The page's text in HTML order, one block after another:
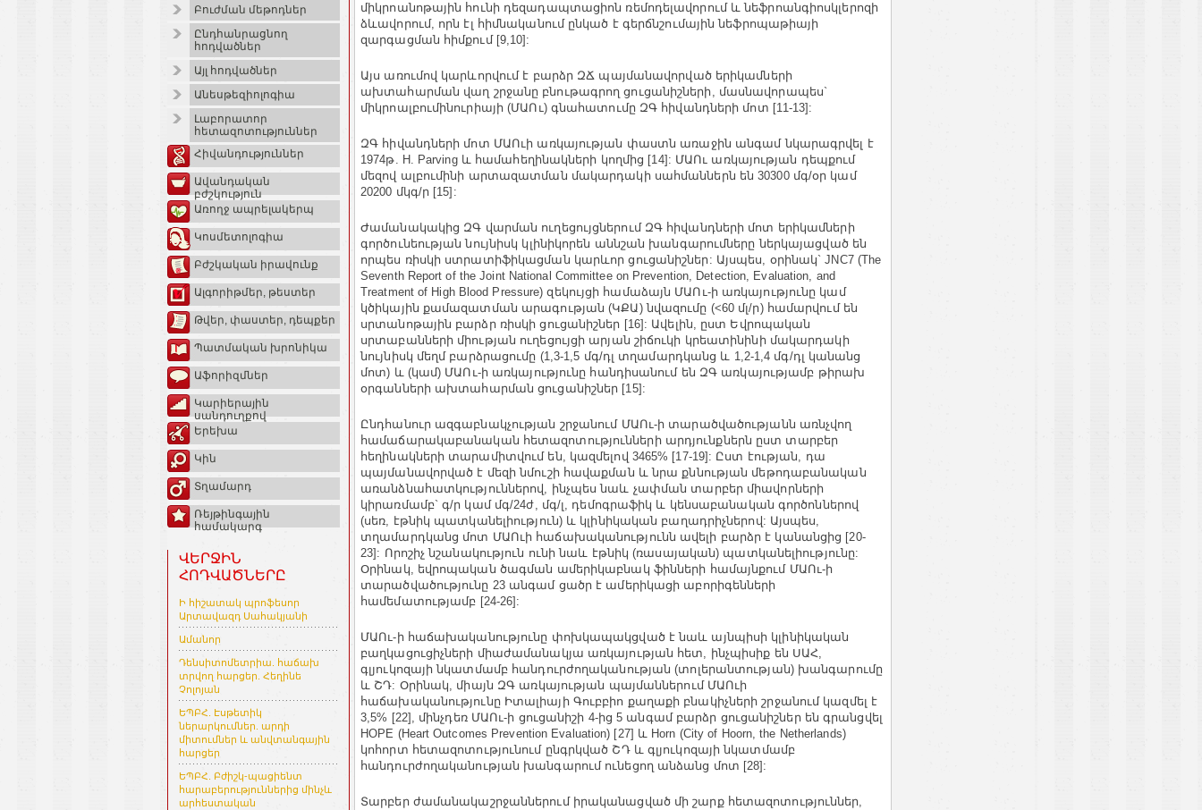
Բուժման մեթոդներ
Ընդհանրացնող
հոդվածներ
Այլ հոդվածներ
Անեսթեզիոլոգիա
Լաբորատոր
հետազոտություններ
Հիվանդություններ
Ավանդական
բժշկություն
Առողջ ապրելակերպ
Կոսմետոլոգիա
Բժշկական իրավունք
Ալգորիթմեր, թեստեր
Թվեր, փաստեր, դեպքեր
Պատմական խրոնիկա
Աֆորիզմներ
Կարիերային
սանդուղքով
Երեխա
Կին
Տղամարդ
Ռեյթինգային
համակարգ
ՎԵՐՋԻՆ
ՀՈԴՎԱԾՆԵՐԸ
Ի հիշատակ պրոֆեսոր
Արտավազդ Սահակյանի
Ամանոր
Դենսիտոմետրիա. հաճախ
տրվող հարցեր. Հեղինե
Չոլոյան
ԵՊԲՀ. Էսթետիկ
ներարկումներ. արդի
միտումներ և անվտանգային
հարցեր
ԵՊԲՀ. Բժիշկ-պացիենտ
հարաբերություններից մինչև
արհեստական
միկրոանոթային հունի դեզադապտացիոն ռեմոդելավորում և նեֆրոանգիոսկլերոզի
ձևավորում, որն էլ հիմնականում ընկած է գերճնշումային նեֆրոպաթիայի
զարգացման հիմքում [9,10]:
Այս առումով կարևորվում է բարձր ԶՃ պայմանավորված երիկամների
ախտահարման վաղ շրջանը բնութագրող ցուցանիշների, մասնավորապես`
միկրոալբումինուրիայի (ՄԱՈւ) գնահատումը ԶԳ հիվանդների մոտ [11-13]:
ԶԳ հիվանդների մոտ ՄԱՈւի առկայության փաստն առաջին անգամ նկարագրվել է
1974թ. H. Parving և համահեղինակների կողմից [14]: ՄԱՈւ առկայության դեպքում
մեզով ալբումինի արտազատման մակարդակի սահմաններն են 30300 մգ/օր կամ
20200 մկգ/ր [15]:
Ժամանակակից ԶԳ վարման ուղեցույցներում ԶԳ հիվանդների մոտ երիկամների
գործունեության նույնիսկ կլինիկորեն աննշան խանգարումները ներկայացված են
որպես ռիսկի ստրատիֆիկացման կարևոր ցուցանիշներ: Այսպես, օրինակ` JNC7 (The
Seventh Report of the Joint National Committee on Prevention, Detection, Evaluation, and
Treatment of High Blood Pressure) զեկույցի համաձայն ՄԱՈւ-ի առկայությունը կամ
կծիկային քամազատման արագության (ԿՔԱ) նվազումը (<60 մլ/ր) համարվում են
սրտանոթային բարձր ռիսկի ցուցանիշներ [16]: Ավելին, ըստ Եվրոպական
սրտաբանների միության ուղեցույցի արյան շիճուկի կրեատինինի մակարդակի
նույնիսկ մեղմ բարձրացումը (1,3-1,5 մգ/դլ տղամարդկանց և 1,2-1,4 մգ/դլ կանանց
մոտ) և (կամ) ՄԱՈւ-ի առկայությունը հանդիսանում են ԶԳ առկայությամբ թիրախ
օրգանների ախտահարման ցուցանիշներ [15]:
Ընդհանուր ազգաբնակչության շրջանում ՄԱՈւ-ի տարածվածությանն առնչվող
համաճարակաբանական հետազոտությունների արդյունքներն ըստ տարբեր
հեղինակների տարամիտվում են, կազմելով 3465% [17-19]: Ըստ էության, դա
պայմանավորված է մեզի նմուշի հավաքման և նրա քննության մեթոդաբանական
առանձնահատկություններով, ինչպես նաև չափման տարբեր միավորների
կիրառմամբ` գ/ր կամ մգ/24ժ, մգ/լ, դեմոգրաֆիկ և կենսաբանական գործոններով
(սեռ, էթնիկ պատկանելիություն) և կլինիկական բաղադրիչներով: Այսպես,
տղամարդկանց մոտ ՄԱՈւի հաճախականությունն ավելի բարձր է կանանցից [20-
23]: Որոշիչ նշանակություն ունի նաև էթնիկ (ռասայական) պատկանելիությունը:
Օրինակ, եվրոպական ծագման ամերիկաբնակ ֆինների համայնքում ՄԱՈւ-ի
տարածվածությունը 23 անգամ ցածր է ամերիկացի աբորիգենների
համեմատությամբ [24-26]:
ՄԱՈւ-ի հաճախականությունը փոխկապակցված է նաև այնպիսի կլինիկական
բաղկացուցիչների միաժամանակյա առկայության հետ, ինչպիսիք են ՍԱՀ,
գլյուկոզայի նկատմամբ հանդուրժողականության (տոլերանտության) խանգարումը
և ՇԴ: Օրինակ, միայն ԶԳ առկայության պայմաններում ՄԱՈւի
հաճախականությունը Իտալիայի Գուբբիո քաղաքի բնակիչների շրջանում կազմել է
3,5% [22], մինչդեռ ՄԱՈւ-ի ցուցանիշի 4-ից 5 անգամ բարձր ցուցանիշներ են գրանցվել
HOPE (Heart Outcomes Prevention Evaluation) [27] և Horn (City of Hoorn, the Netherlands)
կոհորտ հետազոտությունում ընգրկված ՇԴ և գլյուկոզայի նկատմամբ
հանդուրժողականության խանգարում ունեցող անձանց մոտ [28]:
Տարբեր ժամանակաշրջաններում իրականացված մի շարք հետազոտություններ,